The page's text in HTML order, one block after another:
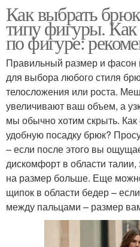
Как выбрать
типу фигуры.
по фигуре:
Правильный размер и
для выбора любого стиля
телосложения или роста.
увеличивают ваш объем, а
мы обычно хотим скрыть.
удобную посадку брюк?
– если после этого вы
дискомфорт в области
на размер больше. Еще
щипок в области бедер –
между пальцами – размер